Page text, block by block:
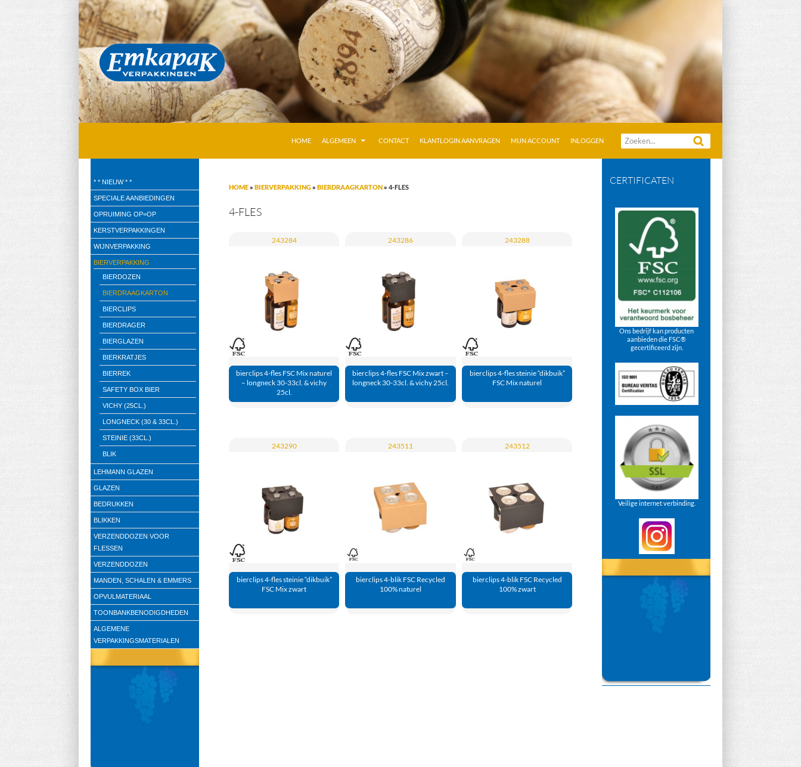
Zoeken
HOME
ALGEMEEN CONTACT KLANTLOGIN AANVRAGEN MIJN ACCOUNT INLOGGEN
HOME» BIERVERPAKKING» BIERDRAAGKARTON» 4-FLES
4-FLES
243284
bierclips 4-fles FSC Mix naturel
– longneck 30-33cl. & vichy
25cl.
243286
bierclips 4-fles FSC Mix zwart –
longneck 30-33cl. & vichy 25cl.
243288
bierclips 4-fles steinie “dikbuik”
FSC Mix naturel
243290
bierclips 4-fles steinie “dikbuik”
FSC Mix zwart
243511
bierclips 4-blik FSC Recycled
100% naturel
243512
bierclips 4-blik FSC Recycled
100% zwart
CERTIFICATEN
Ons bedrijf kan producten
aanbieden die FSC®
gecertificeerd zijn.
Veilige internet verbinding.
Verpakkingen
* * NIEUW * *
SPECIALE AANBIEDINGEN
OPRUIMING OP=OP
KERSTVERPAKKINGEN
WIJNVERPAKKING
BIERVERPAKKING
BIERDOZEN
BIERDRAAGKARTON
BIERCLIPS
BIERDRAGER
BIERGLAZEN
BIERKRATJES
BIERREK
SAFETY BOX BIER
VICHY (25CL.)
LONGNECK (30 & 33CL.)
STEINIE (33CL.)
BLIK
LEHMANN GLAZEN
GLAZEN
BEDRUKKEN
BLIKKEN
VERZENDDOZEN VOOR
FLESSEN
VERZENDDOZEN
MANDEN, SCHALEN & EMMERS
OPVULMATERIAAL
TOONBANKBENODIGDHEDEN
ALGEMENE
VERPAKKINGSMATERIALEN